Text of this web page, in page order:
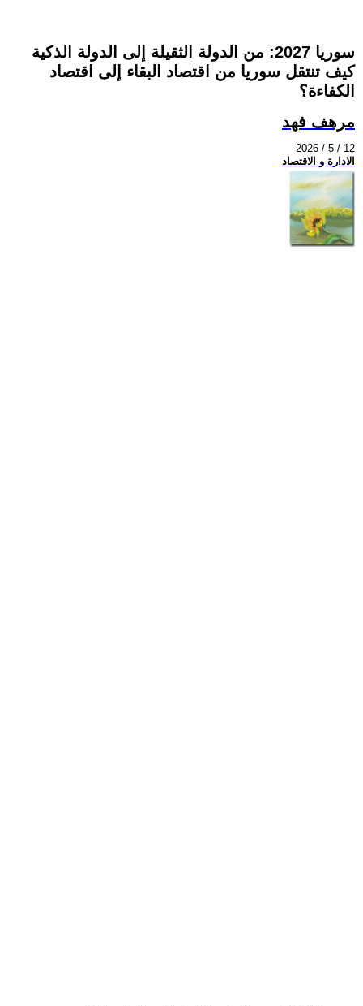
سوريا 2027: من الدولة الثقيلة إلى الدولة الذكية
كيف تنتقل سوريا من اقتصاد البقاء إلى اقتصاد
الكفاءة؟
مرهف فهد
2026 / 5 / 12
الادارة و الاقتصاد